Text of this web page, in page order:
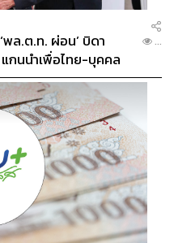
ล.ต.ท. ผ่อน’ บิดา
กนนำเพื่อไทย-บุคคล
...